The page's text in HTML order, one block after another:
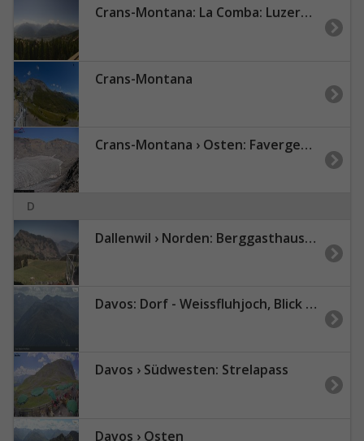
Crans-Montana: La Comba: Luzerner Höhenklinik Montana
Crans-Montana
Crans-Montana › Osten: Favergesee
D
Dallenwil › Norden: Berggasthaus Gummenalp - Grillstelle Hexenweg Wirzweli - Stanserhorn - Vierwaldstättersee
Davos: Dorf - Weissfluhjoch, Blick Jakobshorn
Davos › Südwesten: Strelapass
Davos › Osten